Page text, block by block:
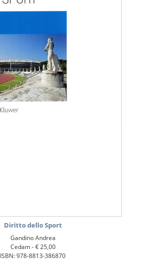
Diritto dello Sport
Gandino Andrea
Cedam -€ 25,00
ISBN: 978-8813-386870